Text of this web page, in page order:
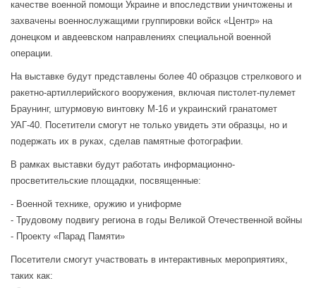
качестве военной помощи Украине и впоследствии уничтожены и
захвачены военнослужащими группировки войск «Центр» на
донецком и авдеевском направлениях специальной военной
операции.
На выставке будут представлены более 40 образцов стрелкового и
ракетно-артиллерийского вооружения, включая пистолет-пулемет
Браунинг, штурмовую винтовку М-16 и украинский гранатомет
УАГ-40. Посетители смогут не только увидеть эти образцы, но и
подержать их в руках, сделав памятные фотографии.
В рамках выставки будут работать информационно-
просветительские площадки, посвященные:
- Военной технике, оружию и униформе
- Трудовому подвигу региона в годы Великой Отечественной войны
- Проекту «Парад Памяти»
Посетители смогут участвовать в интерактивных мероприятиях,
таких как: